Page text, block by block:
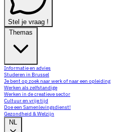
Stel je vraag !
Themas
Informatie en advies
Studeren in Brussel
Je bent op zoek naar werk of naar een opleiding
Werken als zelfstandige
Werken in de creatieve sector
Cultuur en vrije tijd
Doe een Samenlevingsdienst!
Gezondheid & Welzijn
NL